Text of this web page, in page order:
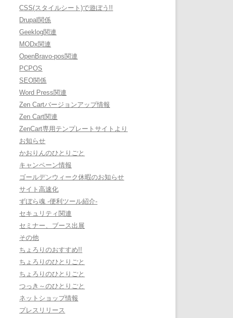
CSS(スタイルシート)で遊ぼう!!
Drupal関係
Geeklog関連
MODx関連
OpenBravo-pos関連
PCPOS
SEO関係
Word Press関連
Zen Cartバージョンアップ情報
Zen Cart関連
ZenCart専用テンプレートサイトより
お知らせ
かおりんのひとりごと
キャンペーン情報
ゴールデンウィーク休暇のお知らせ
サイト高速化
ずぼら魂 -便利ツール紹介-
セキュリティ関連
セミナー、ブース出展
その他
ちょろりのおすすめ!!
ちょろりのひとりごと
ちょろりのひとりごと
つっき～のひとりごと
ネットショップ情報
プレスリリース